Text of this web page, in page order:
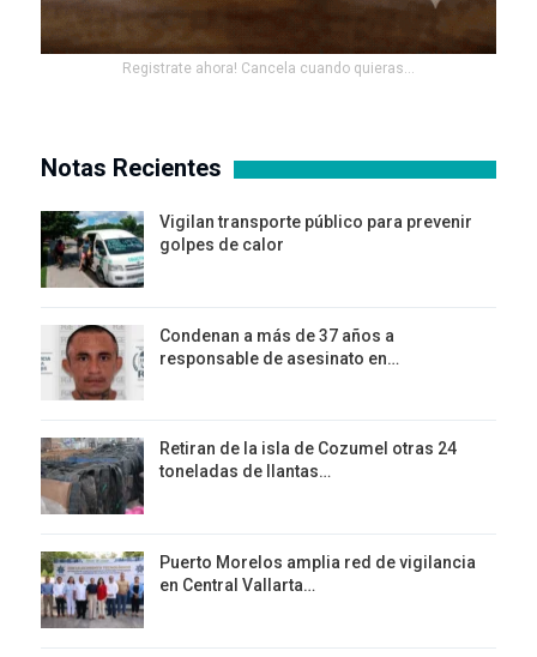
Registrate ahora! Cancela cuando quieras...
Notas Recientes
Vigilan transporte público para prevenir
golpes de calor
Condenan a más de 37 años a
responsable de asesinato en…
Retiran de la isla de Cozumel otras 24
toneladas de llantas…
Puerto Morelos amplia red de vigilancia
en Central Vallarta…